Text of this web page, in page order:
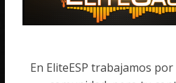
En EliteESP trabajamos